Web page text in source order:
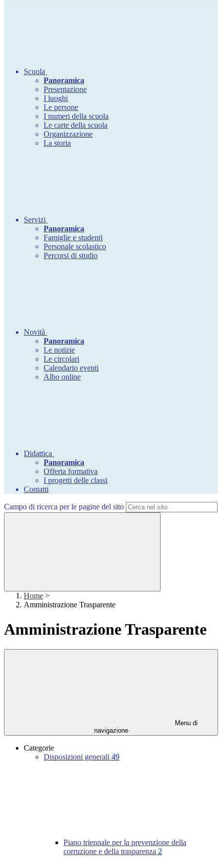
Scuola
Panoramica
Presentazione
I luoghi
Le persone
I numeri della scuola
Le carte della scuola
Organizzazione
La storia
Servizi
Panoramica
Famiglie e studenti
Personale scolastico
Percorsi di studio
Novità
Panoramica
Le notizie
Le circolari
Calendario eventi
Albo online
Didattica
Panoramica
Offerta formativa
I progetti delle classi
Contatti
Campo di ricerca per le pagine del sito
Home >
Amministrazione Trasparente
Amministrazione Trasparente
Menu di
navigazione
Categorie
Disposizioni generali 49
Piano triennale per la prevenzione della
corruzione e della trasparenza 2